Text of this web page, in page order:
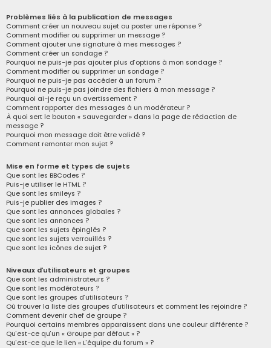
Problèmes liés à la publication de messages
Comment créer un nouveau sujet ou poster une réponse ?
Comment modifier ou supprimer un message ?
Comment ajouter une signature à mes messages ?
Comment créer un sondage ?
Pourquoi ne puis-je pas ajouter plus d’options à mon sondage ?
Comment modifier ou supprimer un sondage ?
Pourquoi ne puis-je pas accéder à un forum ?
Pourquoi ne puis-je pas joindre des fichiers à mon message ?
Pourquoi ai-je reçu un avertissement ?
Comment rapporter des messages à un modérateur ?
À quoi sert le bouton « Sauvegarder » dans la page de rédaction de
message ?
Pourquoi mon message doit être validé ?
Comment remonter mon sujet ?
Mise en forme et types de sujets
Que sont les BBCodes ?
Puis-je utiliser le HTML ?
Que sont les smileys ?
Puis-je publier des images ?
Que sont les annonces globales ?
Que sont les annonces ?
Que sont les sujets épinglés ?
Que sont les sujets verrouillés ?
Que sont les icônes de sujet ?
Niveaux d’utilisateurs et groupes
Que sont les administrateurs ?
Que sont les modérateurs ?
Que sont les groupes d’utilisateurs ?
Où trouver la liste des groupes d’utilisateurs et comment les rejoindre ?
Comment devenir chef de groupe ?
Pourquoi certains membres apparaissent dans une couleur différente ?
Qu’est-ce qu’un « Groupe par défaut » ?
Qu’est-ce que le lien « L’équipe du forum » ?